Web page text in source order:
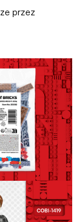
przez